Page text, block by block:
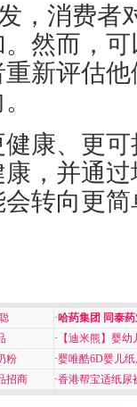
消费者
然而，
新评估
康、更可
，并通
转向更
·哈药集团 同泰
· 【迪米熊】婴幼
粉 ·婴唯酷6D婴儿
招商 ·香港帮宝适纸尿